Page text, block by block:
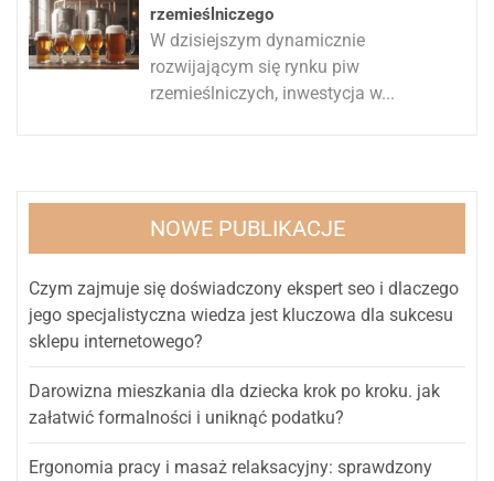
rzemieślniczego
W dzisiejszym dynamicznie
rozwijającym się rynku piw
rzemieślniczych, inwestycja w...
NOWE PUBLIKACJE
Czym zajmuje się doświadczony ekspert seo i dlaczego
jego specjalistyczna wiedza jest kluczowa dla sukcesu
sklepu internetowego?
Darowizna mieszkania dla dziecka krok po kroku. jak
załatwić formalności i uniknąć podatku?
Ergonomia pracy i masaż relaksacyjny: sprawdzony